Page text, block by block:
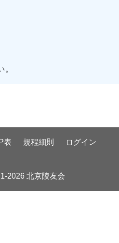
。
表 規程細則 ログイン
2026 北京陵友会